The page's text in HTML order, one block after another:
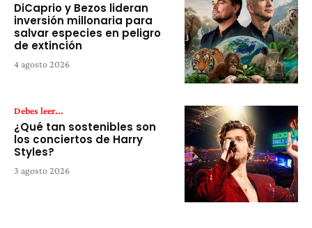
DiCaprio y Bezos lideran
inversión millonaria para
salvar especies en peligro
de extinción
4 agosto 2026
Debes leer...
¿Qué tan sostenibles son
los conciertos de Harry
Styles?
3 agosto 2026